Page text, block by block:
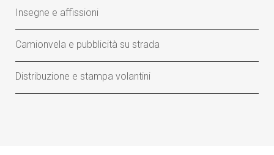
Insegne e affissioni
Camionvela e pubblicità su strada
Distribuzione e stampa volantini